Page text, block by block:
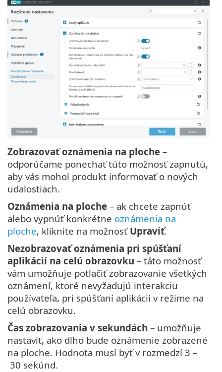
Zobrazovať oznámenia na ploche –
odporúčame ponechať túto možnosť zapnutú,
aby vás mohol produkt informovať o nových
udalostiach.
Oznámenia na ploche – ak chcete zapnúť
alebo vypnúť konkrétne oznámenia na
ploche, kliknite na možnosťUpraviť.
Nezobrazovať oznámenia pri spúšťaní
aplikácií na celú obrazovku – táto možnosť
vám umožňuje potlačiť zobrazovanie všetkých
oznámení, ktoré nevyžadujú interakciu
používateľa, pri spúšťaní aplikácií v režime na
celú obrazovku.
Čas zobrazovania v sekundách – umožňuje
nastaviť, ako dlho bude oznámenie zobrazené
na ploche. Hodnota musí byť v rozmedzí 3 –
30 sekúnd.